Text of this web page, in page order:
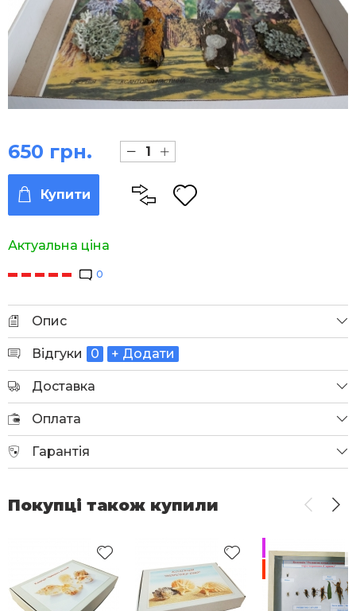
Актуальна ціна
650 грн.
Купити
0
Опис
Відгуки 0 + Додати
Доставка
Оплата
Гарантія
Покупці також купили
Продано
-20%